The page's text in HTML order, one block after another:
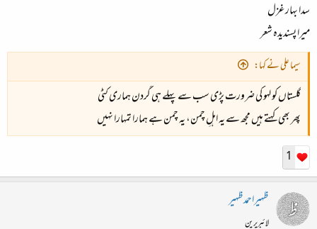
سدا بہار غزل
میرا پسندیدہ شعر
سیما علی نے کہا:
گلستاں کو لہو کی ضرورت پڑی سبسے پہلے ہی گردن ہماری کٹی
پھر بھی کہتے ہیں مجھ سے یہ اہلِ چمن،یہ چمن ہے ہمارا تمہارا نہیں
1
ظہیراحمدظہیر
لائبریرین